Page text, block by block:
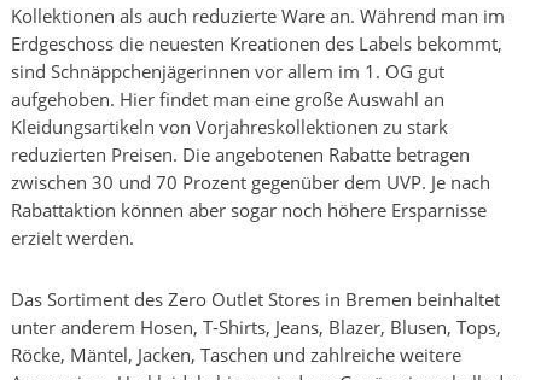
Kollektionen als auch reduzierte Ware an. Während man im
Erdgeschoss die neuesten Kreationen des Labels bekommt,
sind Schnäppchenjägerinnen vor allem im 1. OG gut
aufgehoben. Hier findet man eine große Auswahl an
Kleidungsartikeln von Vorjahreskollektionen zu stark
reduzierten Preisen. Die angebotenen Rabatte betragen
zwischen 30 und 70 Prozent gegenüber dem UVP. Je nach
Rabattaktion können aber sogar noch höhere Ersparnisse
erzielt werden.
Das Sortiment des Zero Outlet Stores in Bremen beinhaltet
unter anderem Hosen, T-Shirts, Jeans, Blazer, Blusen, Tops,
Röcke, Mäntel, Jacken, Taschen und zahlreiche weitere